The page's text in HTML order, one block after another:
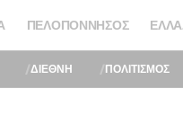
ΠΕΛΟΠΌΝΝΗΣΟΣ
ΔΙΕΘΝΗ ΠΟΛΙΤΙΣΜΟΣ